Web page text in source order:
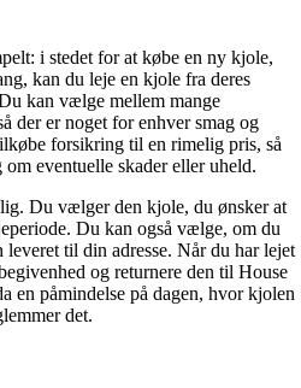
i stedet for at købe en ny kjole,
kan du leje en kjole fra deres
kan vælge mellem mange
der er noget for enhver smag og
forsikring til en rimelig pris, så
eventuelle skader eller uheld.
Du vælger den kjole, du ønsker at
Du kan også vælge, om du
til din adresse. Når du har lejet
og returnere den til House
en påmindelse på dagen, hvor kjolen
det.